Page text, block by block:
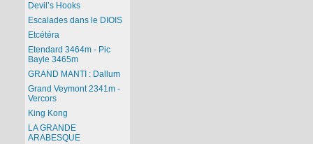
Devil’s Hooks
Escalades dans le DIOIS
Etcétéra
Etendard 3464m - Pic
Bayle 3465m
GRAND MANTI : Dallum
Grand Veymont 2341m -
Vercors
King Kong
LA GRANDE
ARABESQUE